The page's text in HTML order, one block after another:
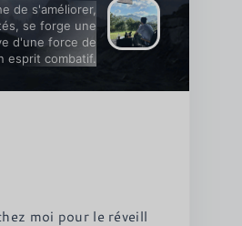
de s'améliorer,
se forge une
d'une force de
esprit combatif.
moi pour le réveill